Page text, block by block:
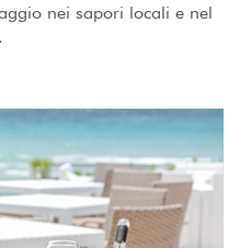
nei sapori locali e nel